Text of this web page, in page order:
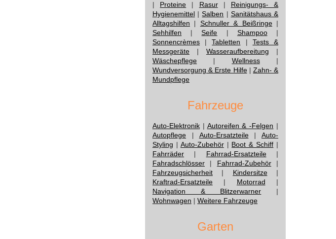
| Proteine | Rasur| Reinigungs- &
Hygienemittel |Salben | Sanitätshaus &
Alltagshilfen | Schnuller & Beißringe|
Sehhilfen |Seife | Shampoo|
Sonnencrèmes |Tabletten | Tests &
Messgeräte | Wasseraufbereitung |
Wäschepflege | Wellness|
Wundversorgung & Erste Hilfe| Zahn- &
Mundpflege
Fahrzeuge
Auto-Elektronik | Autoreifen & -Felgen |
Autopflege | Auto-Ersatzteile| Auto-
Styling | Auto-Zubehör| Boot & Schiff |
Fahrräder | Fahrrad-Ersatzteile|
Fahradschlösser | Fahrrad-Zubehör|
Fahrzeugsicherheit | Kindersitze|
Kraftrad-Ersatzteile | Motorrad |
Navigation & Blitzerwarner |
Wohnwagen | Weitere Fahrzeuge
Garten